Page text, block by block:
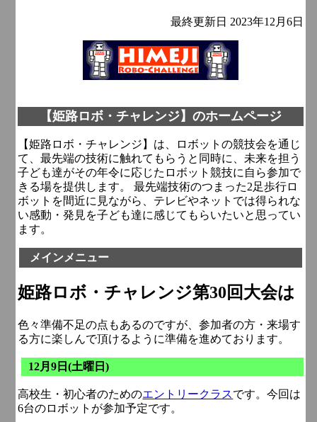
最終更新日 2023年12月6日
【姫路ロボ・チャレンジ】のホームページ
【姫路ロボ・チャレンジ】は、ロボットの競技会を通じ
て、最先端の技術に触れてもらうと同時に、未来を担う
子ども達がその年令に応じたロボット競技に自ら参加で
きる場を提供します。 最先端技術のつまった2足歩行ロ
ボットを間近に見ながら、テレビやネットでは得られな
い感動・発見を子ども達に感じてもらいたいと思ってい
ます。
メインメニュー
姫路ロボ・チャレンジ第30回大会は
色々準備不足の点もあるのですが、参加者の方・来場す
る方に楽しんで頂けるように準備を進めております。
12月9日(土曜日)
高校生・初心者のためのエントリークラスです。今回は
6台のロボットが参加予定です。